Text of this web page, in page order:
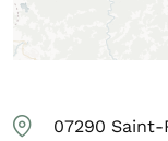
07290 Saint-